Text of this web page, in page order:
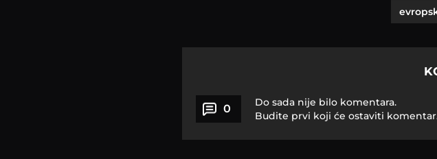
0
Do sada nije bilo komentara.
Budite prvi koji će ostaviti